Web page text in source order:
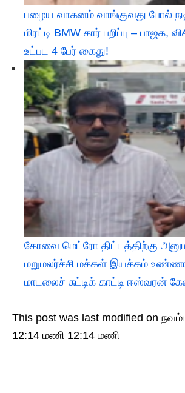
பழைய வாகனம் வாங்குவது போல்
மிரட்டி BMW கார் பறிப்பு – பாஜக,
உட்பட 4 பேர் கைது!
கோவை மெட்ரோ திட்டத்திற்கு
மறுமலர்ச்சி மக்கள் இயக்கம்
மாடலைச் சுட்டிக் காட்டி ஈஸ்வரன்
This post was last modified on
12:14 மணி 12:14 மணி